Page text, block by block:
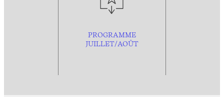
PROGRAMME
JUILLET/AOÛT